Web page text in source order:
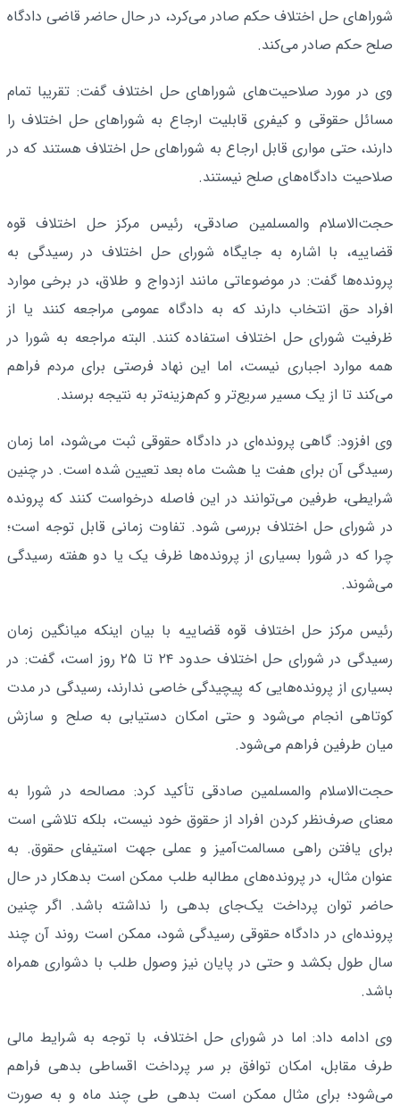
شوراهای حل اختلاف حکم صادر می‌کرد، در حال حاضر قاضی دادگاه
صلح حکم صادر می‌کند.
وی در مورد صلاحیت‌های شوراهای حل اختلاف گفت: تقریبا تمام
مسائل حقوقی و کیفری قابلیت ارجاع به شوراهای حل اختلاف را
دارند، حتی مواری قابل ارجاع به شوراهای حل اختلاف هستند که در
صلاحیت دادگاه‌های صلح نیستند.
حجت‌الاسلام والمسلمین صادقی، رئیس مرکز حل اختلاف قوه
قضاییه، با اشاره به جایگاه شورای حل اختلاف در رسیدگی به
پرونده‌ها گفت: در موضوعاتی مانند ازدواج و طلاق، در برخی موارد
افراد حق انتخاب دارند که به دادگاه عمومی مراجعه کنند یا از
ظرفیت شورای حل اختلاف استفاده کنند. البته مراجعه به شورا در
همه موارد اجباری نیست، اما این نهاد فرصتی برای مردم فراهم
می‌کند تا از یک مسیر سریع‌تر و کم‌هزینه‌تر به نتیجه برسند.
وی افزود: گاهی پرونده‌ای در دادگاه حقوقی ثبت می‌شود، اما زمان
رسیدگی آن برای هفت یا هشت ماه بعد تعیین شده است. در چنین
شرایطی، طرفین می‌توانند در این فاصله درخواست کنند که پرونده
در شورای حل اختلاف بررسی شود. تفاوت زمانی قابل توجه است؛
چرا که در شورا بسیاری از پرونده‌ها ظرف یک یا دو هفته رسیدگی
می‌شوند.
رئیس مرکز حل اختلاف قوه قضاییه با بیان اینکه میانگین زمان
رسیدگی در شورای حل اختلاف حدود ۲۴ تا ۲۵ روز است، گفت: در
بسیاری از پرونده‌هایی که پیچیدگی خاصی ندارند، رسیدگی در مدت
کوتاهی انجام می‌شود و حتی امکان دستیابی به صلح و سازش
میان طرفین فراهم می‌شود.
حجت‌الاسلام والمسلمین صادقی تأکید کرد: مصالحه در شورا به
معنای صرف‌نظر کردن افراد از حقوق خود نیست، بلکه تلاشی است
برای یافتن راهی مسالمت‌آمیز و عملی جهت استیفای حقوق. به
عنوان مثال، در پرونده‌های مطالبه طلب ممکن است بدهکار در حال
حاضر توان پرداخت یک‌جای بدهی را نداشته باشد. اگر چنین
پرونده‌ای در دادگاه حقوقی رسیدگی شود، ممکن است روند آن چند
سال طول بکشد و حتی در پایان نیز وصول طلب با دشواری همراه
باشد.
وی ادامه داد: اما در شورای حل اختلاف، با توجه به شرایط مالی
طرف مقابل، امکان توافق بر سر پرداخت اقساطی بدهی فراهم
می‌شود؛ برای مثال ممکن است بدهی طی چند ماه و به صورت